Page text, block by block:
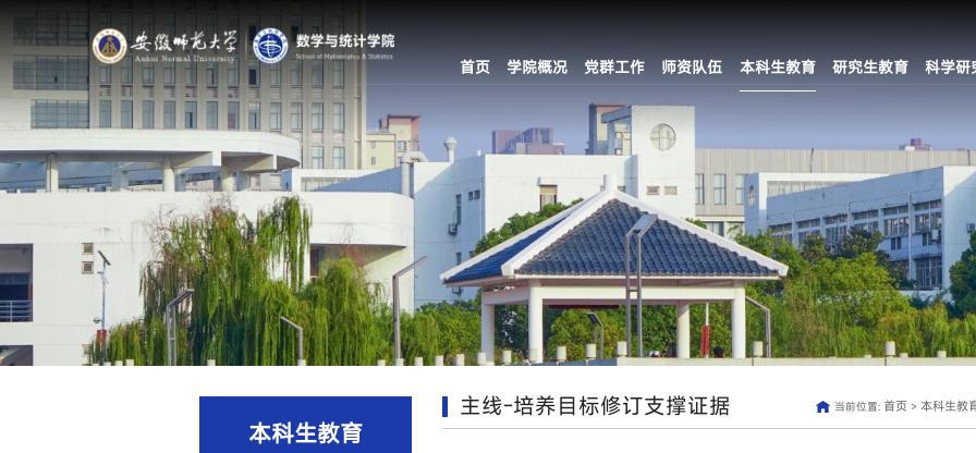
首页 学院概况 党群工作 师资队伍 本科生教育 研究生教育 科学研
本科生教育
主线-培养目标修订支撑证据 当前位置:首页 >本科生教